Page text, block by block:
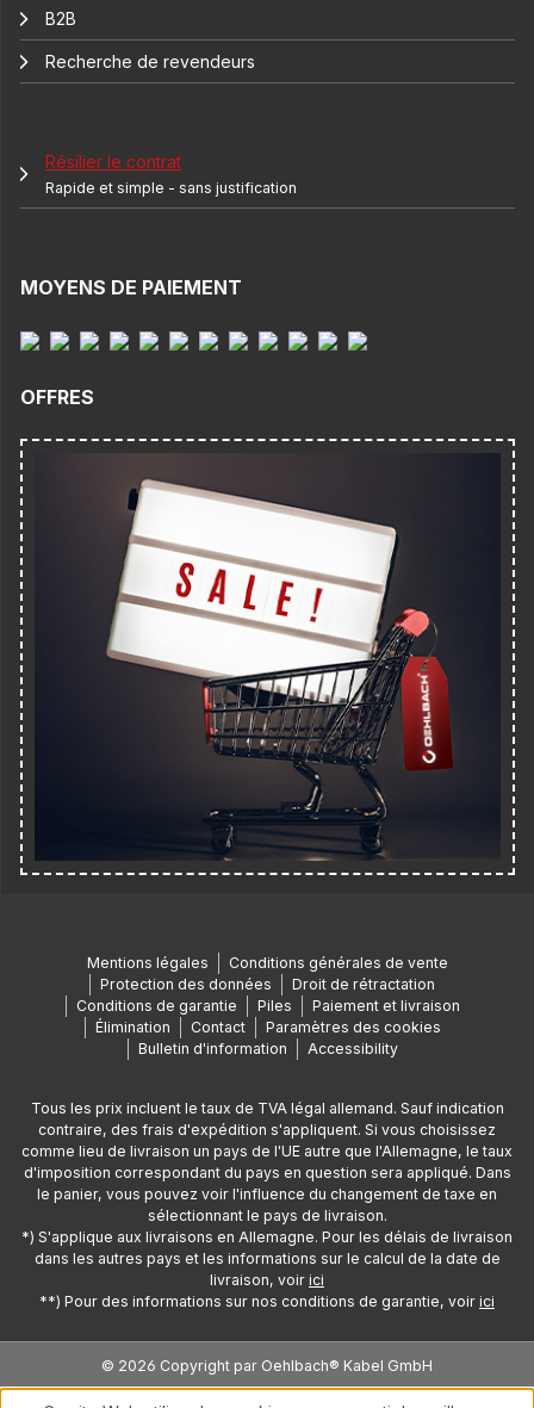
B2B
Recherche de revendeurs
Résilier le contrat
Rapide et simple - sans justification
MOYENS DE PAIEMENT
OFFRES
Mentions légales
Conditions générales de vente
Protection des données
Droit de rétractation
Conditions de garantie
Piles
Paiement et livraison
Élimination
Contact
Paramètres des cookies
Bulletin d'information
Accessibility
Tous les prix incluent le taux de TVA légal allemand. Sauf indication
contraire, des frais d'expédition s'appliquent. Si vous choisissez
comme lieu de livraison un pays de l'UE autre que l'Allemagne, le taux
d'imposition correspondant du pays en question sera appliqué. Dans
le panier, vous pouvez voir l'influence du changement de taxe en
sélectionnant le pays de livraison.
*) S'applique aux livraisons en Allemagne. Pour les délais de livraison
dans les autres pays et les informations sur le calcul de la date de
livraison, voir ici
**) Pour des informations sur nos conditions de garantie, voir ici
© 2026 Copyright par Oehlbach® Kabel GmbH